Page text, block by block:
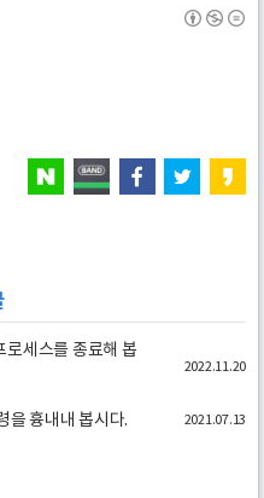
세스를 종료해 봅
2022.11.20
을 흉내내 봅시다. 2021.07.13